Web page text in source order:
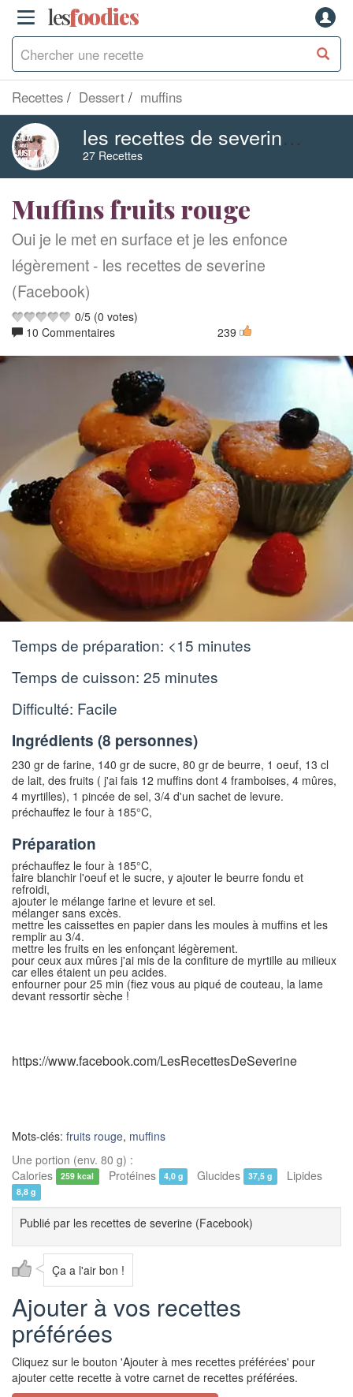
lesfoodies
Recettes Dessert muffins
les recettes de severine (Facebook)
27 Recettes
Muffins fruits rouge
Oui je le met en surface et je les enfonce
légèrement - les recettes de severine
(Facebook)
0/5 (0 votes)
10 Commentaires
239
Temps de préparation: <15 minutes
Temps de cuisson: 25 minutes
Difficulté: Facile
Ingrédients (8 personnes)
230 gr de farine, 140 gr de sucre, 80 gr de beurre, 1 oeuf, 13 cl
de lait, des fruits ( j'ai fais 12 muffins dont 4 framboises, 4 mûres,
4 myrtilles), 1 pincée de sel, 3/4 d'un sachet de levure.
préchauffez le four à 185°C,
Préparation
préchauffez le four à 185°C,
faire blanchir l'oeuf et le sucre, y ajouter le beurre fondu et
refroidi,
ajouter le mélange farine et levure et sel.
mélanger sans excès.
mettre les caissettes en papier dans les moules à muffins et les
remplir au 3/4.
mettre les fruits en les enfonçant légèrement.
pour ceux aux mûres j'ai mis de la confiture de myrtille au milieux
car elles étaient un peu acides.
enfourner pour 25 min (fiez vous au piqué de couteau, la lame
devant ressortir sèche !
https://www.facebook.com/LesRecettesDeSeverine
Mots-clés: fruits rouge, muffins
Une portion (env. 80 g) :
Calories
259 kcal Protéines 4,0 g Glucides 37,5 g Lipides
8,8 g
Publié par les recettes de severine (Facebook)
Ça a l'air bon !
Ajouter à vos recettes
préférées
Cliquez sur le bouton 'Ajouter à mes recettes préférées' pour
ajouter cette recette à votre carnet de recettes préférées.